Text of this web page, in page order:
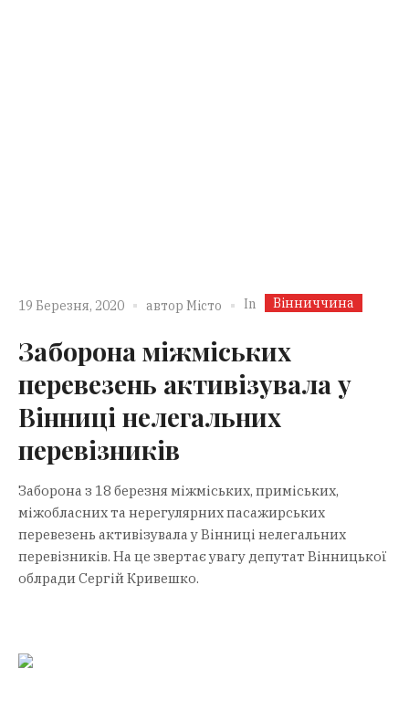
19 Березня, 2020 автор Місто In Вінниччина
Заборона міжміських
перевезень активізувала у
Вінниці нелегальних
перевізників
Заборона з 18 березня міжміських, приміських,
міжобласних та нерегулярних пасажирських
перевезень активізувала у Вінниці нелегальних
перевізників. На це звертає увагу депутат Вінницької
облради Сергій Кривешко.